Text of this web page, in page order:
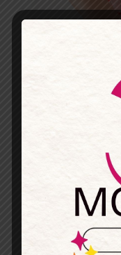
Mi misión
aman la